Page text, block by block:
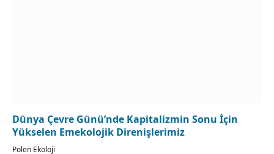
Dünya Çevre Günü’nde Kapitalizmin Sonu İçin
Yükselen Emekolojik Direnişlerimiz
Polen Ekoloji